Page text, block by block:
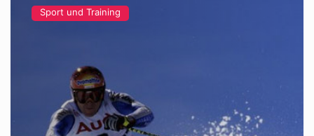
Sport und Training